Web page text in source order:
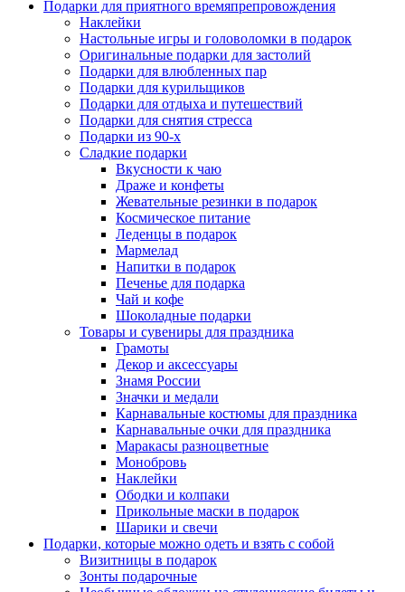
Подарки для приятного времяпрепровождения
Наклейки
Настольные игры и головоломки в подарок
Оригинальные подарки для застолий
Подарки для влюбленных пар
Подарки для курильщиков
Подарки для отдыха и путешествий
Подарки для снятия стресса
Подарки из 90-х
Сладкие подарки
Вкусности к чаю
Драже и конфеты
Жевательные резинки в подарок
Космическое питание
Леденцы в подарок
Мармелад
Напитки в подарок
Печенье для подарка
Чай и кофе
Шоколадные подарки
Товары и сувениры для праздника
Грамоты
Декор и аксессуары
Знамя России
Значки и медали
Карнавальные костюмы для праздника
Карнавальные очки для праздника
Маракасы разноцветные
Монобровь
Наклейки
Ободки и колпаки
Прикольные маски в подарок
Шарики и свечи
Подарки, которые можно одеть и взять с собой
Визитницы в подарок
Зонты подарочные